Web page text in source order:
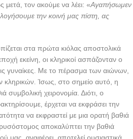
μετά, τον ακούμε να λέει: «Αγαπήσωμεν
την κοινή μας πίστη, ας
στα πρώτα κιόλας αποστολικά
εκείνη, οι κληρικοί ασπάζονταν ο
γυναίκες. Με το πέρασμα των αιώνων,
Ίσως, στο σημείο αυτό, η
συμβολική χειρονομία. Διότι, ο
έρχεται να εκφράσει την
να εκφραστεί με μια ορατή βαθιά
αποκαλύπτει την βαθιά